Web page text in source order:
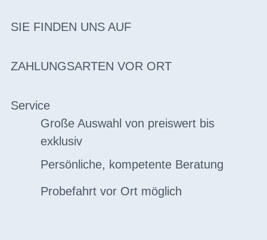
SIE FINDEN UNS AUF
ZAHLUNGSARTEN VOR ORT
Service
Große Auswahl von preiswert bis
exklusiv
Persönliche, kompetente Beratung
Probefahrt vor Ort möglich